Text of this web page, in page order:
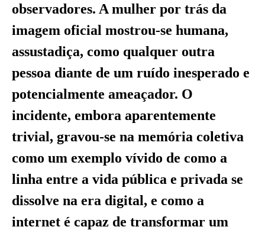
observadores. A mulher por trás da
imagem oficial mostrou-se humana,
assustadiça, como qualquer outra
pessoa diante de um ruído inesperado e
potencialmente ameaçador. O
incidente, embora aparentemente
trivial, gravou-se na memória coletiva
como um exemplo vívido de como a
linha entre a vida pública e privada se
dissolve na era digital, e como a
internet é capaz de transformar um